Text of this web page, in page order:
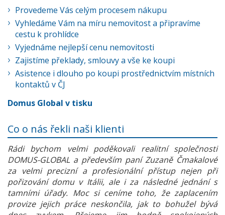
Provedeme Vás celým procesem nákupu
Vyhledáme Vám na míru nemovitost a připravíme
cestu k prohlídce
Vyjednáme nejlepší cenu nemovitosti
Zajistíme překlady, smlouvy a vše ke koupi
Asistence i dlouho po koupi prostřednictvím místních
kontaktů v ČJ
Domus Global v tisku
Co o nás řekli naši klienti
Rádi bychom velmi poděkovali realitní společnosti
DOMUS-GLOBAL a především paní Zuzaně Čmakalové
za velmi precizní a profesionální přístup nejen při
pořizování domu v Itálii, ale i za následné jednání s
tamními úřady. Moc si ceníme toho, že zaplacením
provize jejich práce neskončila, jak to bohužel bývá